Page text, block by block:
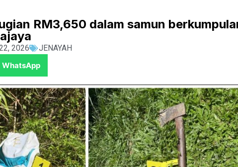
RM3,650 dalam samun
2026
JENAYAH
WhatsApp